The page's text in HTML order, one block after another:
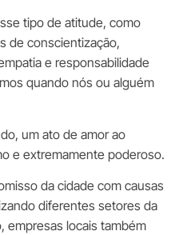
tipo de atitude, como
de conscientização,
e responsabilidade
quando nós ou alguém
um ato de amor ao
e extremamente poderoso.
da cidade com causas
diferentes setores da
empresas locais também